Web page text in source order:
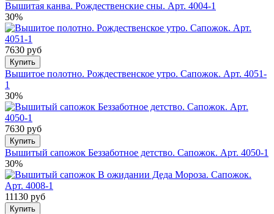
Вышитая канва. Рождественские сны. Арт. 4004-1
30%
7630 руб
Купить
Вышитое полотно. Рождественское утро. Сапожок. Арт. 4051-
1
30%
7630 руб
Купить
Вышитый сапожок Беззаботное детство. Сапожок. Арт. 4050-1
30%
11130 руб
Купить